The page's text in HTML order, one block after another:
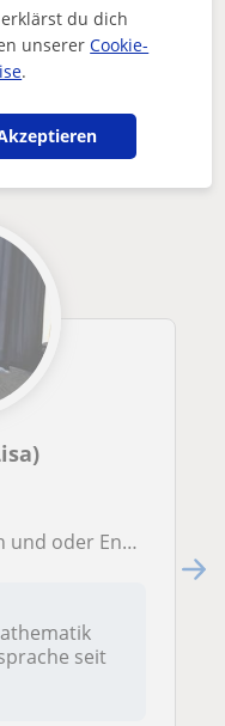
58
die dich
für die Sekundarstufe
seit
du dich
unsererCookie-
.